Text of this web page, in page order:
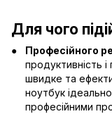
Для чого
Професійного
продуктивність
швидке та
ноутбук
професійними